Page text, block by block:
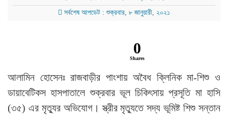
সর্বশেষ আপডেট : শুক্রবার, ৮ জানুয়ারী, ২০২১
0
Shares
আলামিন হোসেনঃ রাজবাড়ীর পাংশায় অবৈধ ক্লিনিক মা-শিশু ও
ডায়াবেটিকস হাসপাতালে শুক্রবার ভূল চিকিৎসায় প্রসূতি মা হাসি
(৩৫) এর মৃত্যুর অভিযোগ। স্ত্রীর মৃত্যুতে সদ্য ভূমিষ্ট শিশু সন্তান